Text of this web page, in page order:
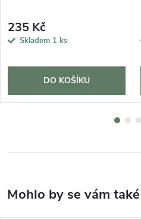
235 Kč
Skladem 1 ks
DO KOŠÍKU